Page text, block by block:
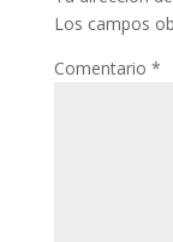
Los campos
Comentario *